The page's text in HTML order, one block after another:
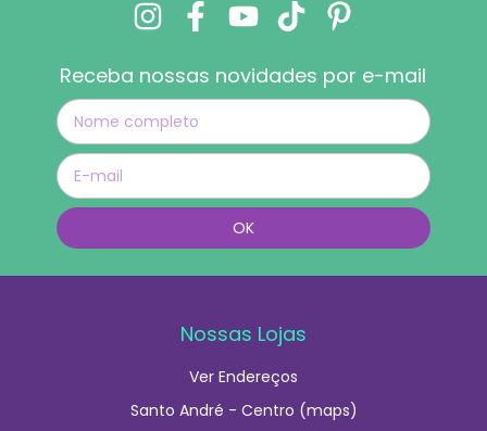
Receba nossas novidades por e-mail
Nossas Lojas
Ver Endereços
Santo André - Centro (maps)